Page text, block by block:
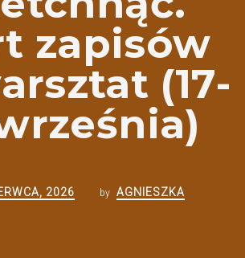
zapisów
(17-
2026 by AGNIESZKA